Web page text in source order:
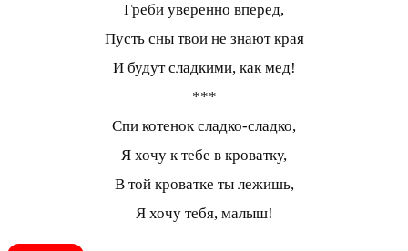
Греби уверенно вперед,
Пусть сны твои не знают края
И будут сладкими, как мед!
***
Спи котенок сладко-сладко,
Я хочу к тебе в кроватку,
В той кроватке ты лежишь,
Я хочу тебя, малыш!